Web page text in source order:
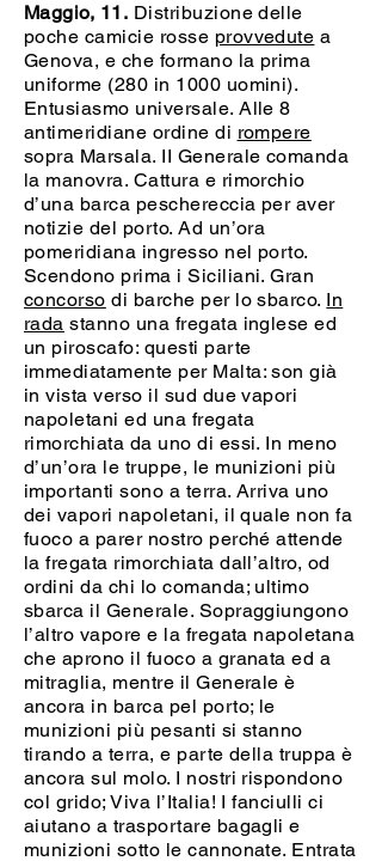
Maggio, 11. Distribuzione delle
poche camicie rosse provvedute a
Genova, e che formano la prima
uniforme (280 in 1000 uomini).
Entusiasmo universale. Alle 8
antimeridiane ordine di rompere
sopra Marsala. II Generale comanda
la manovra. Cattura e rimorchio
d’una barca peschereccia per aver
notizie del porto. Ad un’ora
pomeridiana ingresso nel porto.
Scendono prima i Siciliani. Gran
concorso di barche per lo sbarco. In
rada stanno una fregata inglese ed
un piroscafo: questi parte
immediatamente per Malta: son già
in vista verso il sud due vapori
napoletani ed una fregata
rimorchiata da uno di essi. In meno
d’un’ora le truppe, le munizioni più
importanti sono a terra. Arriva uno
dei vapori napoletani, il quale non fa
fuoco a parer nostro perché attende
la fregata rimorchiata dall’altro, od
ordini da chi lo comanda; ultimo
sbarca il Generale. Sopraggiungono
l’altro vapore e la fregata napoletana
che aprono il fuoco a granata ed a
mitraglia, mentre il Generale è
ancora in barca pel porto; le
munizioni più pesanti si stanno
tirando a terra, e parte della truppa è
ancora sul molo. I nostri rispondono
col grido; Viva l’Italia! I fanciulli ci
aiutano a trasportare bagagli e
munizioni sotto le cannonate. Entrata